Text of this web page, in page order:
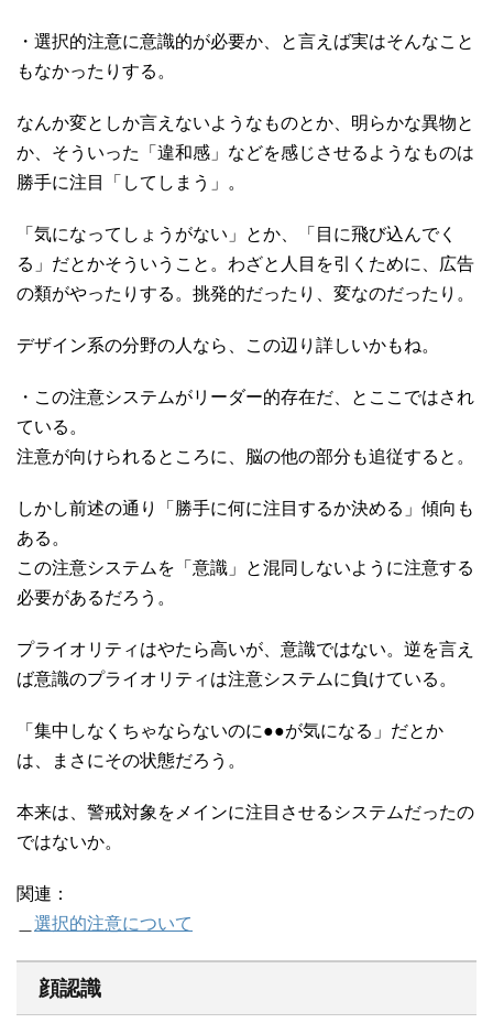
・選択的注意に意識的が必要か、と言えば実はそんなこと
もなかったりする。
なんか変としか言えないようなものとか、明らかな異物と
か、そういった「違和感」などを感じさせるようなものは
勝手に注目「してしまう」。
「気になってしょうがない」とか、「目に飛び込んでく
る」だとかそういうこと。わざと人目を引くために、広告
の類がやったりする。挑発的だったり、変なのだったり。
デザイン系の分野の人なら、この辺り詳しいかもね。
・この注意システムがリーダー的存在だ、とここではされ
ている。
注意が向けられるところに、脳の他の部分も追従すると。
しかし前述の通り「勝手に何に注目するか決める」傾向も
ある。
この注意システムを「意識」と混同しないように注意する
必要があるだろう。
プライオリティはやたら高いが、意識ではない。逆を言え
ば意識のプライオリティは注意システムに負けている。
「集中しなくちゃならないのに●●が気になる」だとか
は、まさにその状態だろう。
本来は、警戒対象をメインに注目させるシステムだったの
ではないか。
関連：
選択的注意について
顔認識